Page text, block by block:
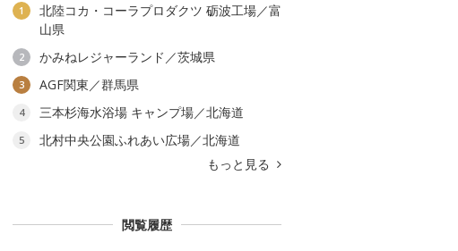
1
北陸コカ・コーラプロダクツ 砺波工場／富
山県
2 かみねレジャーランド／茨城県
3 AGF関東／群馬県
4 三本杉海水浴場 キャンプ場／北海道
5
北村中央公園ふれあい広場／北海道
もっと見る
閲覧履歴